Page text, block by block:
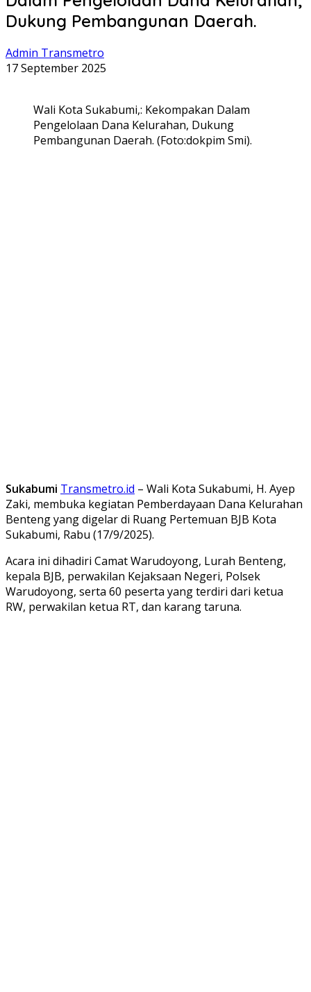
Dukung Pembangunan Daerah.
Admin Transmetro
17 September 2025
Wali Kota Sukabumi,: Kekompakan Dalam
Pengelolaan Dana Kelurahan, Dukung
Pembangunan Daerah. (Foto:dokpim Smi).
Sukabumi Transmetro.id – Wali Kota Sukabumi, H. Ayep
Zaki, membuka kegiatan Pemberdayaan Dana Kelurahan
Benteng yang digelar di Ruang Pertemuan BJB Kota
Sukabumi, Rabu (17/9/2025).
Acara ini dihadiri Camat Warudoyong, Lurah Benteng,
kepala BJB, perwakilan Kejaksaan Negeri, Polsek
Warudoyong, serta 60 peserta yang terdiri dari ketua
RW, perwakilan ketua RT, dan karang taruna.